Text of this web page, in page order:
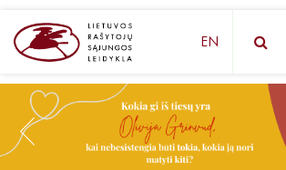
KNYGŲ DĖŽUTĖ - STAIGMENA
Grožinė literatūra
EN